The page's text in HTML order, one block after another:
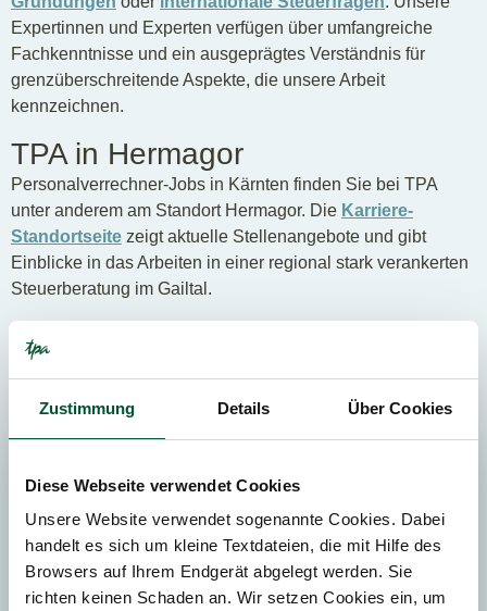
Zustimmung Details Über Cookies
Diese Webseite verwendet Cookies
Unsere Website verwendet sogenannte Cookies. Dabei
handelt es sich um kleine Textdateien, die mit Hilfe des
Browsers auf Ihrem Endgerät abgelegt werden. Sie
richten keinen Schaden an. Wir setzen Cookies ein, um
Expertinnen und Experten verfügen über umfangreiche
Fachkenntnisse und ein ausgeprägtes Verständnis für
grenzüberschreitende Aspekte, die unsere Arbeit
kennzeichnen.
TPA in Hermagor
Personalverrechner-Jobs in Kärnten finden Sie bei TPA
unter anderem am Standort Hermagor. Die Karriere-
Standortseite zeigt aktuelle Stellenangebote und gibt
Einblicke in das Arbeiten in einer regional stark verankerten
Steuerberatung im Gailtal.
Unsere Branchenexpertise in
HANDEL